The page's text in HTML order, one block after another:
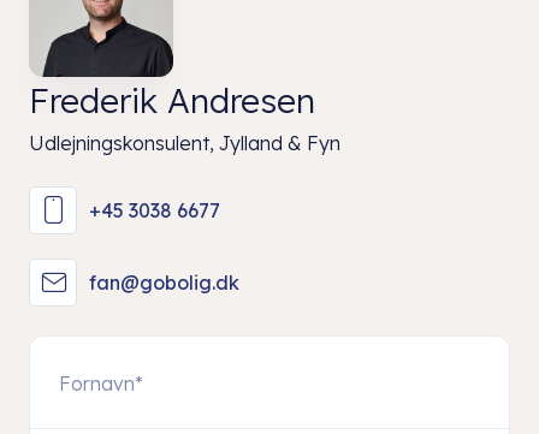
Frederik Andresen
Udlejningskonsulent, Jylland & Fyn
+45 3038 6677
fan@gobolig.dk